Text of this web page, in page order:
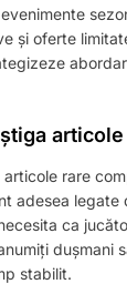
și oferte
rare
adesea legate
ca
dușmani
stabilit.